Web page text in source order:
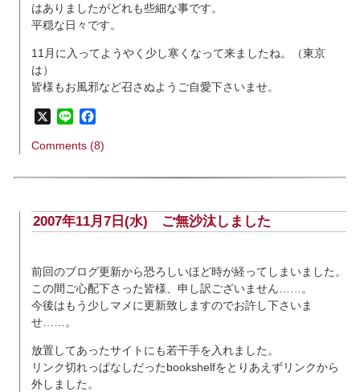
はありましたがどれも些細な事です。
平穏な日々です。
11月に入ってようやく少し寒くなって来ましたね。（東京
は）
皆様もお風邪など召さぬようご自愛下さいませ。
X Line
Comments (8)
2007年11月7日(水) ご無沙汰しました
前回のブログ更新から恐ろしいほど時が経ってしまいました。
この間ご心配下さった皆様、申し訳ございません……。
今後はもう少しマメに更新致しますのでお許し下さいま
せ……。
放置してあったサイトにも若干手を入れました。
リンク切れっぱなしだったbookshelfをとりあえずリンクから
外しました。